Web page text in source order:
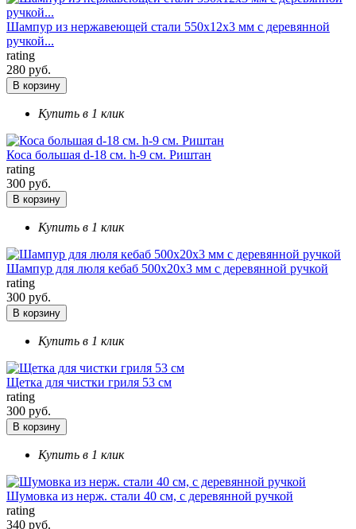
Шампур из нержавеющей стали 550х12х3 мм с деревянной
ручкой...
rating
280 руб.
В корзину
Купить в 1 клик
Коса большая d-18 см. h-9 см. Риштан
rating
300 руб.
В корзину
Купить в 1 клик
Шампур для люля кебаб 500х20х3 мм с деревянной ручкой
rating
300 руб.
В корзину
Купить в 1 клик
Щетка для чистки гриля 53 см
rating
300 руб.
В корзину
Купить в 1 клик
Шумовка из нерж. стали 40 см, с деревянной ручкой
rating
340 руб.